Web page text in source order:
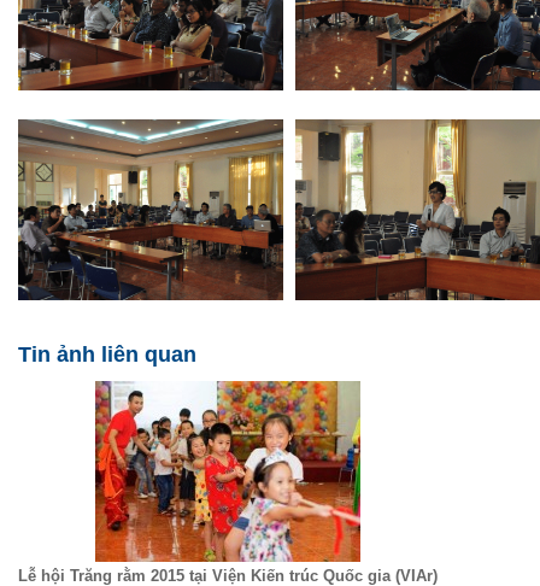
Tin ảnh liên quan
Lễ hội Trăng rằm 2015 tại Viện Kiến trúc Quốc gia (VIAr)